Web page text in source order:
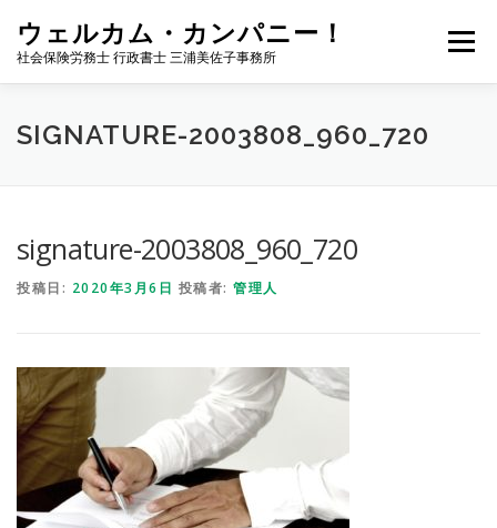
ウェルカム・カンパニー！
社会保険労務士 行政書士 三浦美佐子事務所
メニュー
ホーム サービス内容 事務所案内 NEWS
SIGNATURE-2003808_960_720
signature-2003808_960_720
投稿日: 2020年3月6日 投稿者: 管理人